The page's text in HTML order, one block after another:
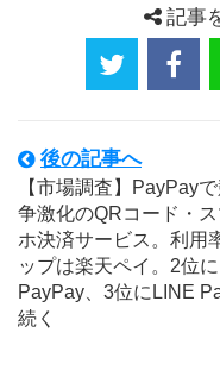
記事
後の記事へ
【市場調査】PayPay
争激化のQRコード・ス
ホ決済サービス。利用
ップは楽天ペイ。2位に
PayPay、3位にLINE
続く